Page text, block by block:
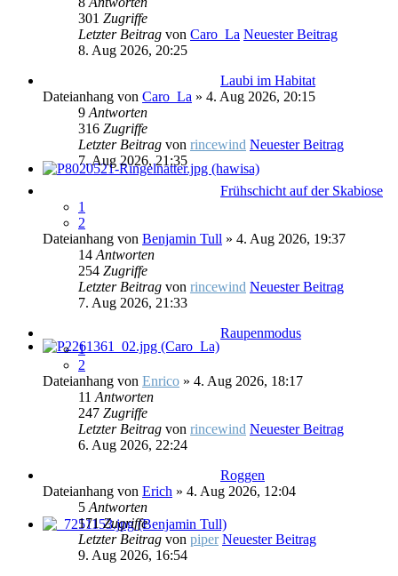
301 Zugriffe
Letzter Beitrag von Caro_La Neuester Beitrag
8. Aug 2026, 20:25
Laubi im Habitat
Dateianhang von Caro_La » 4. Aug 2026, 20:15
9 Antworten
316 Zugriffe
Letzter Beitrag von rincewind Neuester Beitrag
7. Aug 2026, 21:35
Frühschicht auf der Skabiose
1
2
Dateianhang von Benjamin Tull » 4. Aug 2026, 19:37
14 Antworten
254 Zugriffe
Letzter Beitrag von rincewind Neuester Beitrag
7. Aug 2026, 21:33
Raupenmodus
1
2
Dateianhang von Enrico » 4. Aug 2026, 18:17
11 Antworten
247 Zugriffe
Letzter Beitrag von rincewind Neuester Beitrag
6. Aug 2026, 22:24
Roggen
Dateianhang von Erich » 4. Aug 2026, 12:04
5 Antworten
171Zugriffe
Letzter Beitrag von piper Neuester Beitrag
9. Aug 2026, 16:54